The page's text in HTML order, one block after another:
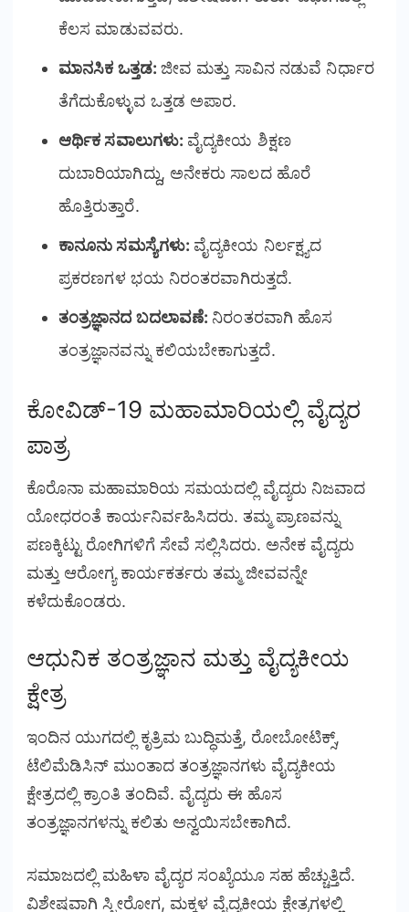
ಕೆಲಸ ಮಾಡುವವರು.
ಮಾನಸಿಕ ಒತ್ತಡ: ಜೀವ ಮತ್ತು ಸಾವಿನ ನಡುವೆ ನಿರ್ಧಾರ
ತೆಗೆದುಕೊಳ್ಳುವ ಒತ್ತಡ ಅಪಾರ.
ಆರ್ಥಿಕ ಸವಾಲುಗಳು: ವೈದ್ಯಕೀಯ ಶಿಕ್ಷಣ
ದುಬಾರಿಯಾಗಿದ್ದು, ಅನೇಕರು ಸಾಲದ ಹೊರೆ
ಹೊತ್ತಿರುತ್ತಾರೆ.
ಕಾನೂನು ಸಮಸ್ಯೆಗಳು: ವೈದ್ಯಕೀಯ ನಿರ್ಲಕ್ಷ್ಯದ
ಪ್ರಕರಣಗಳ ಭಯ ನಿರಂತರವಾಗಿರುತ್ತದೆ.
ತಂತ್ರಜ್ಞಾನದ ಬದಲಾವಣೆ: ನಿರಂತರವಾಗಿ ಹೊಸ
ತಂತ್ರಜ್ಞಾನವನ್ನು ಕಲಿಯಬೇಕಾಗುತ್ತದೆ.
ಕೋವಿಡ್-19 ಮಹಾಮಾರಿಯಲ್ಲಿ ವೈದ್ಯರ
ಪಾತ್ರ
ಕೊರೊನಾ ಮಹಾಮಾರಿಯ ಸಮಯದಲ್ಲಿ ವೈದ್ಯರು ನಿಜವಾದ
ಯೋಧರಂತೆ ಕಾರ್ಯನಿರ್ವಹಿಸಿದರು. ತಮ್ಮ ಪ್ರಾಣವನ್ನು
ಪಣಕ್ಕಿಟ್ಟು ರೋಗಿಗಳಿಗೆ ಸೇವೆ ಸಲ್ಲಿಸಿದರು. ಅನೇಕ ವೈದ್ಯರು
ಮತ್ತು ಆರೋಗ್ಯ ಕಾರ್ಯಕರ್ತರು ತಮ್ಮ ಜೀವವನ್ನೇ
ಕಳೆದುಕೊಂಡರು.
ಆಧುನಿಕ ತಂತ್ರಜ್ಞಾನ ಮತ್ತು ವೈದ್ಯಕೀಯ
ಕ್ಷೇತ್ರ
ಇಂದಿನ ಯುಗದಲ್ಲಿ ಕೃತ್ರಿಮ ಬುದ್ಧಿಮತ್ತೆ, ರೋಬೋಟಿಕ್ಸ್,
ಟೆಲಿಮೆಡಿಸಿನ್ ಮುಂತಾದ ತಂತ್ರಜ್ಞಾನಗಳು ವೈದ್ಯಕೀಯ
ಕ್ಷೇತ್ರದಲ್ಲಿ ಕ್ರಾಂತಿ ತಂದಿವೆ. ವೈದ್ಯರು ಈ ಹೊಸ
ತಂತ್ರಜ್ಞಾನಗಳನ್ನು ಕಲಿತು ಅನ್ವಯಿಸಬೇಕಾಗಿದೆ.
ಸಮಾಜದಲ್ಲಿ ಮಹಿಳಾ ವೈದ್ಯರ ಸಂಖ್ಯೆಯೂ ಸಹ ಹೆಚ್ಚುತ್ತಿದೆ.
ವಿಶೇಷವಾಗಿ ಸ್ತ್ರೀರೋಗ, ಮಕ್ಕಳ ವೈದ್ಯಕೀಯ ಕ್ಷೇತ್ರಗಳಲ್ಲಿ